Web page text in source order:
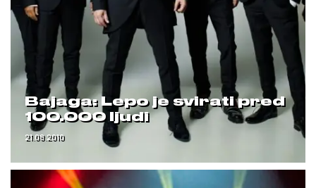
Bajaga: Lepo je svirati pred
100.000 ljudi
21.08.2010